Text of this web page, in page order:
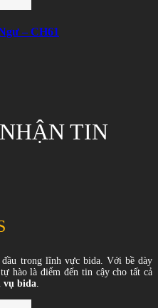
– CH61
TIN
đầu trong lĩnh vực bida. Với bề dày
hào là điểm đến tin cậy cho tất cả
vụ bida.